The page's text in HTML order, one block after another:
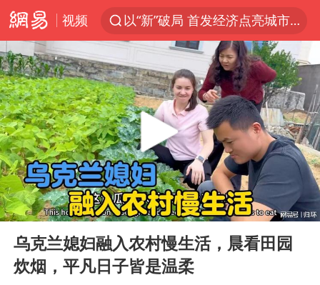
视频
以“新”破局 首发经济点亮城市消费活力
台风白海豚进入48小时警戒线
佛得角门将亮相智利俱乐部主场
宇树科技发行价格150.80元/股
看守所辅警收受10万获刑1年
宇树科技王兴兴身家有望超200亿元
五粮液渠道价一箱上涨近百元
CIA被曝已秘密设立古巴工作组
U17国足1分钟轰2球
Play
00:00 09:41
乌克兰媳妇融入农村慢生活，晨看田园
炊烟，平凡日子皆是温柔